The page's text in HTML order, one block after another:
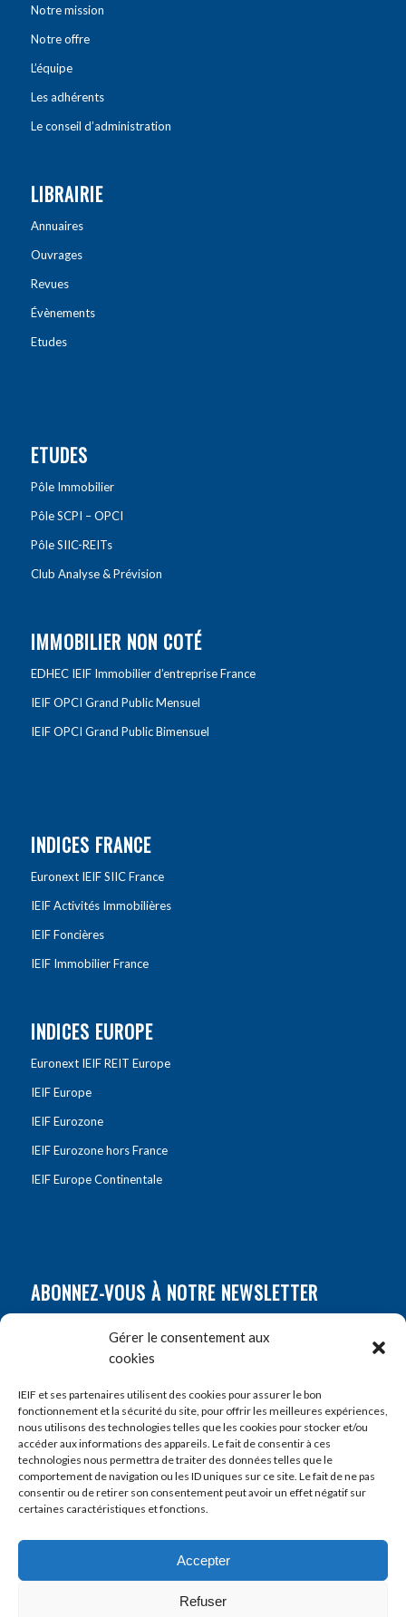
Gérer le consentement aux
cookies
IEIF et ses partenaires utilisent des cookies pour assurer le bon
fonctionnement et la sécurité du site, pour offrir les meilleures expériences,
nous utilisons des technologies telles que les cookies pour stocker et/ou
accéder aux informations des appareils. Le fait de consentir à ces
technologies nous permettra de traiter des données telles que le
comportement de navigation ou les ID uniques sur ce site. Le fait de ne pas
consentir ou de retirer son consentement peut avoir un effet négatif sur
certaines caractéristiques et fonctions.
Accepter
Refuser
Notre mission
Notre offre
L’équipe
Les adhérents
Le conseil d’administration
LIBRAIRIE
Annuaires
Ouvrages
Revues
Évènements
Etudes
ETUDES
Pôle Immobilier
Pôle SCPI – OPCI
Pôle SIIC-REITs
Club Analyse & Prévision
IMMOBILIER NON COTÉ
EDHEC IEIF Immobilier d’entreprise France
IEIF OPCI Grand Public Mensuel
IEIF OPCI Grand Public Bimensuel
INDICES FRANCE
Euronext IEIF SIIC France
IEIF Activités Immobilières
IEIF Foncières
IEIF Immobilier France
INDICES EUROPE
Euronext IEIF REIT Europe
IEIF Europe
IEIF Eurozone
IEIF Eurozone hors France
IEIF Europe Continentale
ABONNEZ-VOUS À NOTRE NEWSLETTER
Prénom*
E-mail*